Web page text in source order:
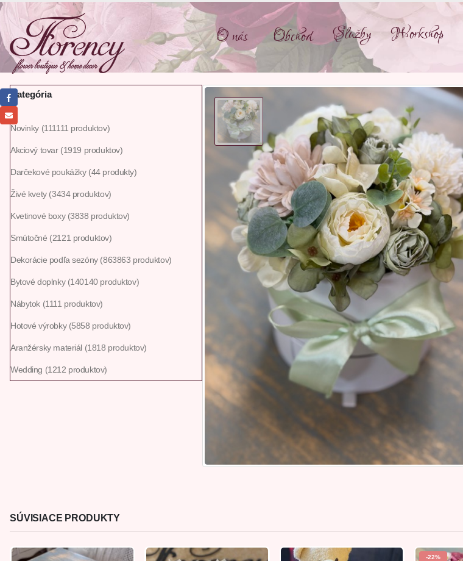
O nás Obchod Služby Workshop
Kategória
Novinky 111111 produktov
Akciový tovar 1919 produktov
Darčekové poukážky 44 produkty
Živé kvety 3434 produktov
Kvetinové boxy 3838 produktov
Smútočné 21 21 produktov
Dekorácie podľa sezóny 863863 produktov
Bytové doplnky 140140 produktov
Nábytok 1111 produktov
Hotové výrobky 5858 produktov
Aranžérsky materiál 1818 produktov
Wedding 1212 produktov
SÚVISIACE PRODUKTY
-22%